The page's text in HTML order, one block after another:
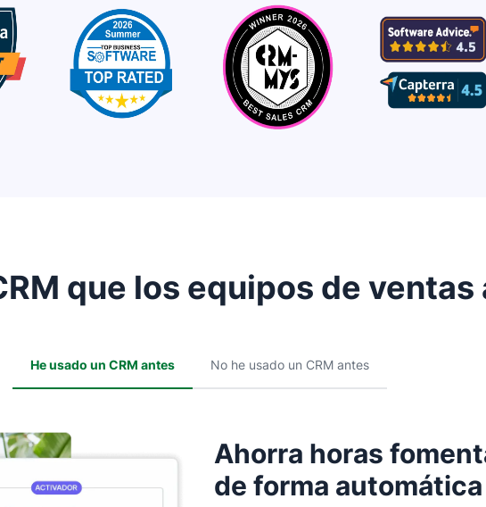
que los equipos de ventas
He usado un CRM antes No he usado un CRM antes
Ahorra horas
de forma automática